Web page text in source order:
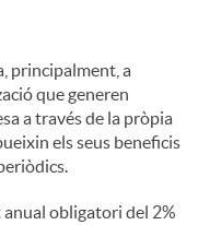
principalment, a
que generen
a través de la pròpia
els seus beneficis
anual obligatori del 2%